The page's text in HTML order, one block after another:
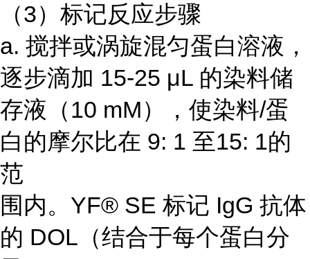
（3）标记反应步骤
a. 搅拌或涡旋混匀蛋白溶液，
逐步滴加 15-25 μL 的染料储
存液（10 mM），使染料/蛋
白的摩尔比在 9: 1 至15: 1的
范
围内。YF® SE 标记 IgG 抗体
的 DOL（结合于每个蛋白分